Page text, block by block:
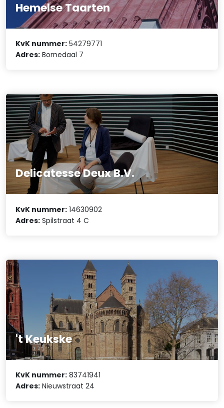
Hemelse Taarten
KvK nummer: 54279771
Adres: Bornedaal 7
Delicatesse Deux B.V.
KvK nummer: 14630902
Adres: Spilstraat 4 C
't Keukske
KvK nummer: 83741941
Adres: Nieuwstraat 24